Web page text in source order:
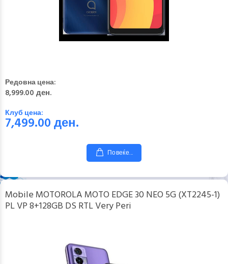
Редовна цена:
8,999.00 ден.
Клуб цена:
7,499.00ден.
Повеќе...
Mobile MOTOROLA MOTO EDGE 30 NEO 5G (XT2245-1)
PL VP 8+128GB DS RTL Very Peri